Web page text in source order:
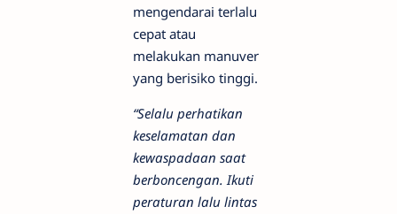
mengendarai terlalu
cepat atau
melakukan manuver
yang berisiko tinggi.
“Selalu perhatikan
keselamatan dan
kewaspadaan saat
berboncengan. Ikuti
peraturan lalu lintas